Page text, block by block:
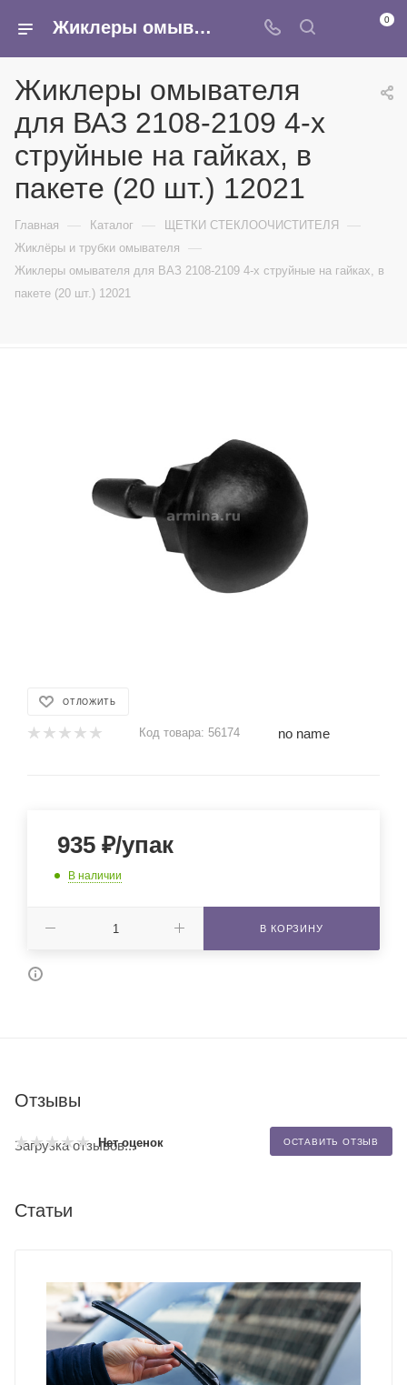
Жиклеры омывателя для ВАЗ 2108-2109 4-х струйные на гайках, в пакете (20 шт.) 12021 - купить в интернет-магазине Армина 0
Жиклеры омывателя
для ВАЗ 2108-2109 4-х
струйные на гайках, в
пакете (20 шт.) 12021
Главная — Каталог — ЩЕТКИ СТЕКЛООЧИСТИТЕЛЯ —
Жиклёры и трубки омывателя —
Жиклеры омывателя для ВАЗ 2108-2109 4-х струйные на гайках, в
пакете (20 шт.) 12021
ОТЛОЖИТЬ
Код товара: 56174 no name
935 ₽/упак
В наличии
В КОРЗИНУ
Отзывы
Нет оценок ОСТАВИТЬ ОТЗЫВ
Загрузка отзывов...
Статьи